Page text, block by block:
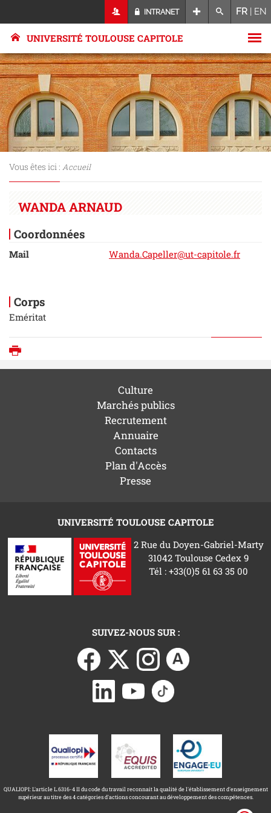
INTRANET FR | EN
UNIVERSITÉ TOULOUSE CAPITOLE
Vous êtes ici : Accueil
WANDA ARNAUD
Coordonnées
Mail Wanda.Capeller@ut-capitole.fr
Corps
Eméritat
Culture
Marchés publics
Recrutement
Annuaire
Contacts
Plan d'Accès
Presse
UNIVERSITÉ TOULOUSE CAPITOLE
2 Rue du Doyen-Gabriel-Marty
31042 Toulouse Cedex 9
Tél : +33(0)5 61 63 35 00
SUIVEZ-NOUS SUR :
QUALIOPI: L'article L.6316-4 II du code du travail reconnait la qualité de l'établissement d'enseignement
supérieur au titre des 4 catégories d'actions concourant au développement des compétences.